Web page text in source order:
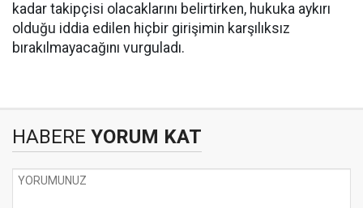
kadar takipçisi olacaklarını belirtirken, hukuka aykırı
olduğu iddia edilen hiçbir girişimin karşılıksız
bırakılmayacağını vurguladı.
HABERE YORUM KAT